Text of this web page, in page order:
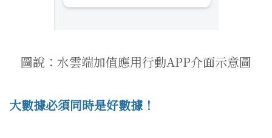
圖說：水雲端加值應用行動APP介面示意圖
大數據必須同時是好數據！